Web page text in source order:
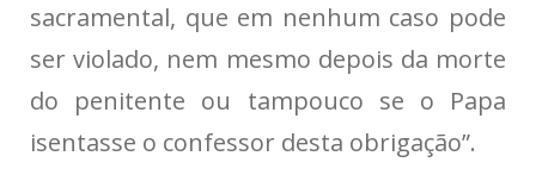
sacramental, que em nenhum caso pode
ser violado, nem mesmo depois da morte
do penitente ou tampouco se o Papa
isentasse o confessor desta obrigação”.